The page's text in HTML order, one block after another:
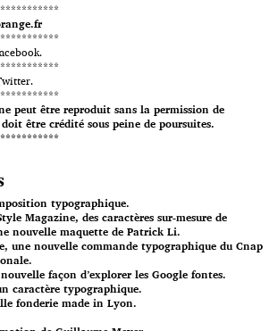
peut être reproduit sans la permission de
être crédité sous peine de poursuites.
typographique.
Magazine, des caractères sur-mesure de
nouvelle maquette de Patrick Li.
une nouvelle commande typographique du Cnap
façon d’explorer les Google fontes.
caractère typographique.
fonderie made in Lyon.